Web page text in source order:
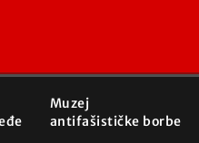
Muzej
antifašističke borbe